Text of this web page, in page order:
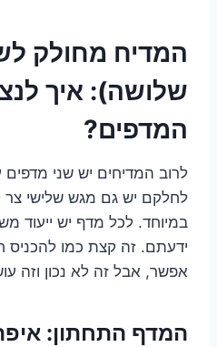
המדיח מחולק
שלושה): איך
המדפים?
לרוב המדיחים יש שני מדפים
לחלקם יש גם מגש שלישי צר
במיוחד. לכל מדף יש ייעוד
ידעתם. זה קצת כמו להכניס
אפשר, אבל זה לא נכון וזה
המדף התחתון: